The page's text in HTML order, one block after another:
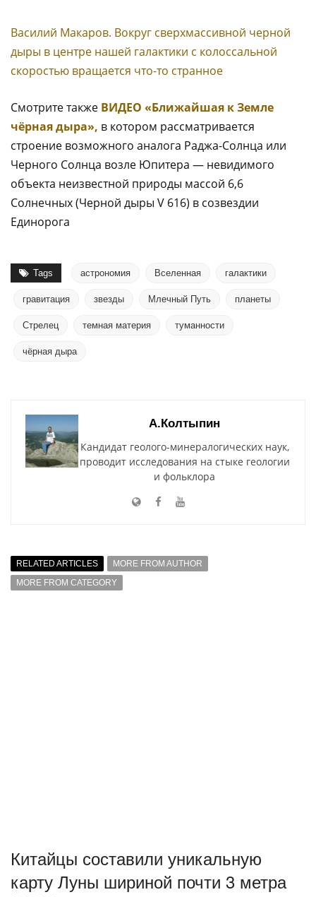
Василий Макаров. Вокруг сверхмассивной черной
дыры в центре нашей галактики с колоссальной
скоростью вращается что-то странное
Смотрите также ВИДЕО «Ближайшая к Земле
чёрная дыра», в котором рассматривается
строение возможного аналога Раджа-Солнца или
Черного Солнца возле Юпитера — невидимого
объекта неизвестной природы массой 6,6
Солнечных (Черной дыры V 616) в созвездии
Единорога
Tags астрономия Вселенная галактики
гравитация звезды Млечный Путь планеты
Стрелец темная материя туманности
чёрная дыра
А.Колтыпин
Кандидат геолого-минералогических наук,
проводит исследования на стыке геологии
и фольклора
RELATED ARTICLES
MORE FROM AUTHOR
MORE FROM CATEGORY
Китайцы составили уникальную
карту Луны шириной почти 3 метра